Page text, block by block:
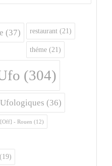
(37) restaurant (21)
théme (21)
(304)
Ufologiques (36)
[Off] - Rouen (12)
(19)